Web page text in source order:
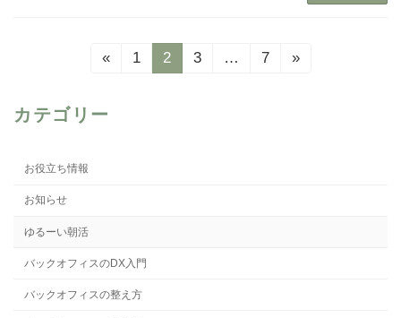
の
ー
ジ
送
り
«
固
1
固
定
2
固
3 …
固
7 »
カテゴリー
お役立ち情報
お知らせ
ゆるーい朝活
バックオフィスのDX入門
バックオフィスの整え方